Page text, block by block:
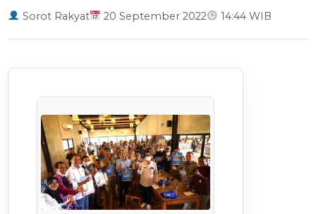
Sorot Rakyat 20 September 2022 14:44 WIB